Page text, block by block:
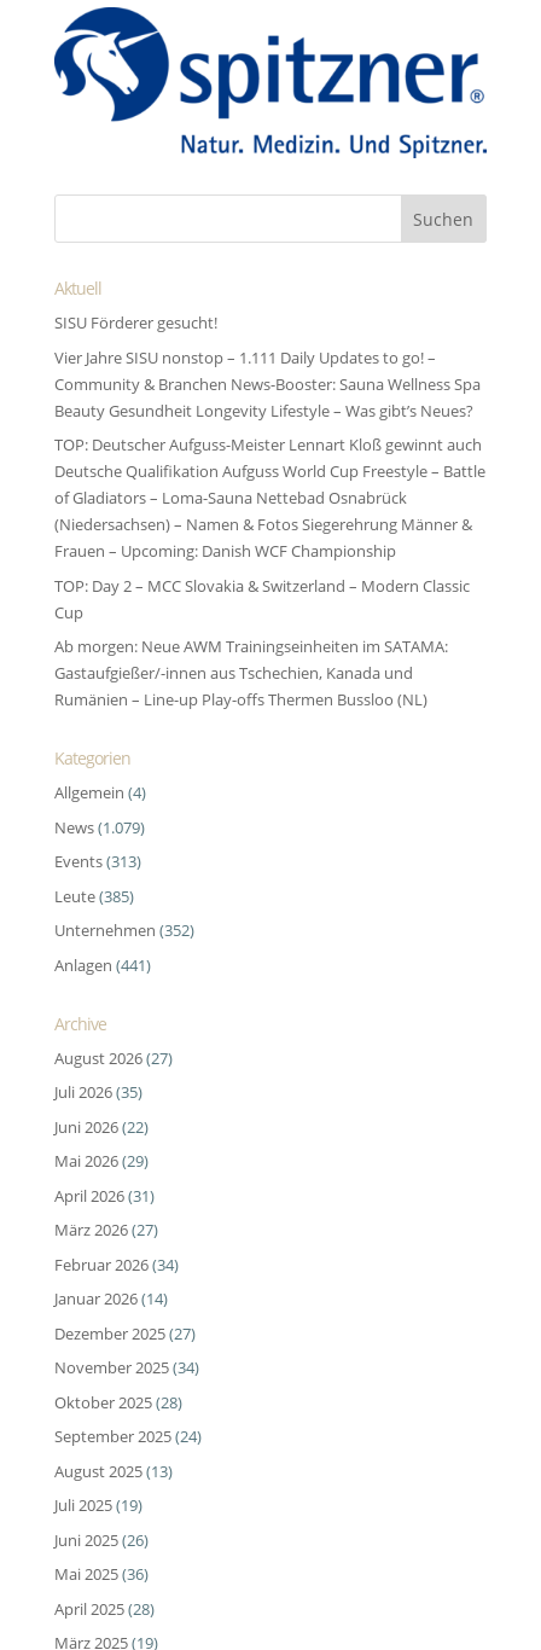
Aktuell
SISU Förderer gesucht!
Vier Jahre SISU nonstop – 1.111 Daily Updates to go! –
Community & Branchen News-Booster: Sauna Wellness Spa
Beauty Gesundheit Longevity Lifestyle – Was gibt’s Neues?
TOP: Deutscher Aufguss-Meister Lennart Kloß gewinnt auch
Deutsche Qualifikation Aufguss World Cup Freestyle – Battle
of Gladiators – Loma-Sauna Nettebad Osnabrück
(Niedersachsen) – Namen & Fotos Siegerehrung Männer &
Frauen – Upcoming: Danish WCF Championship
TOP: Day 2 – MCC Slovakia & Switzerland – Modern Classic
Cup
Ab morgen: Neue AWM Trainingseinheiten im SATAMA:
Gastaufgießer/-innen aus Tschechien, Kanada und
Rumänien – Line-up Play-offs Thermen Bussloo (NL)
Kategorien
Allgemein (4)
News(1.079)
Events(313)
Leute(385)
Unternehmen (352)
Anlagen (441)
Archive
August 2026(27)
Juli 2026(35)
Juni 2026(22)
Mai 2026(29)
April 2026(31)
März 2026(27)
Februar 2026(34)
Januar 2026(14)
Dezember 2025(27)
November 2025(34)
Oktober 2025(28)
September 2025(24)
August 2025(13)
Juli 2025(19)
Juni 2025(26)
Mai 2025(36)
April 2025(28)
März 2025(19)